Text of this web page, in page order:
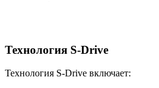
Технология S-Drive
Технология S-Drive включает: